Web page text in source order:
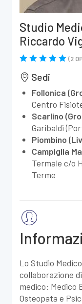
Studio
Riccardo
(2
Sedi
Follonica
Centro
Scarlino
Garibaldi
Piombino
Campiglia
Termale c/o
Terme
Lo Studio
collaborazione
medico: Medico
Osteopata e